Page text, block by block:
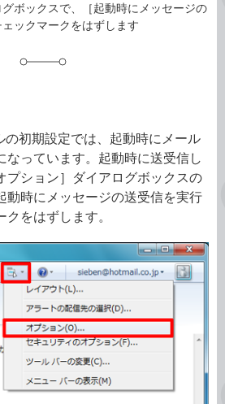
グボックスで、［起動時にメッセージの
ックマークをはずします
初期設定では、起動時にメール
なっています。起動時に送受信し
プション］ダイアログボックスの
動時にメッセージの送受信を実行
をはずします。